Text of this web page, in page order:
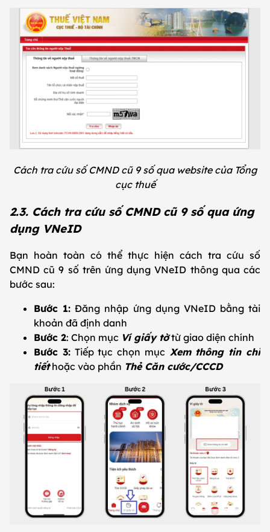
Cách tra cứu số CMND cũ 9 số qua website của Tổng
cục thuế
2.3. Cách tra cứu số CMND cũ 9 số qua ứng
dụng VNeID
Bạn hoàn toàn có thể thực hiện cách tra cứu số
CMND cũ 9 số trên ứng dụng VNeID thông qua các
bước sau:
Bước 1: Đăng nhập ứng dụng VNeID bằng tài
khoản đã định danh
Bước 2: Chọn mục Ví giấy tờtừ giao diện chính
Bước 3:Tiếp tục chọn mục Xem thông tin chi
tiếthoặc vào phần Thẻ Căn cước/CCCD